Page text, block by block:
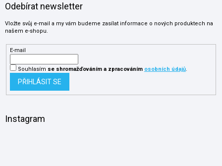
Odebírat newsletter
Vložte svůj e-mail a my vám budeme zasílat informace o nových produktech na
našem e-shopu.
E-mail
Souhlasím se shromažďováníma zpracováním osobních údajů.
PŘIHLÁSIT SE
Instagram